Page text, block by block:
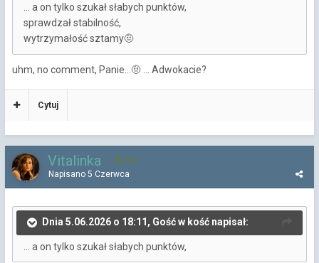
... a on tylko szukał słabych punktów,
sprawdzał stabilność,
wytrzymałość sztamy🤨
uhm, no comment, Panie... 🤨 ... Adwokacie?
Cytuj
Vitalinka 392
Napisano 5 Czerwca
Dnia 5.06.2026 o 18:11, Gość w kość napisał:
... a on tylko szukał słabych punktów,